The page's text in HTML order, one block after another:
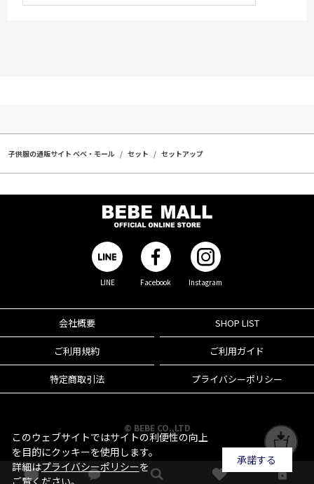
子供服の通販サイト ベベ・モール セット セットアップ
LINE Facebook Instagram
会社概要 SHOP LIST
ご利用規約 ご利用ガイド
特定商取引法 プライバシーポリシー
© BEBE CO.,LTD
このウェブサイトではサイトの利便性の向上
を目的にクッキーを使用します。
詳細はプライバシーポリシーを
承諾する